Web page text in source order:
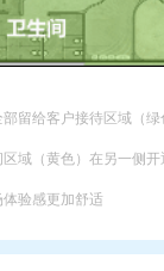
留给客户接待区域（
域（黄色）在另一侧
验感更加舒适